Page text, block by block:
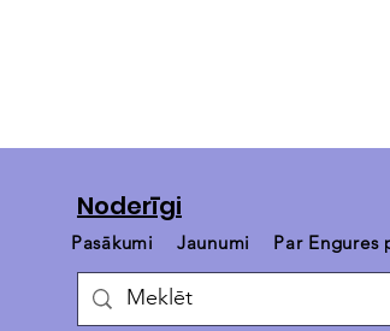
Noderīgi
Pasākumi Jaunumi Par Engures